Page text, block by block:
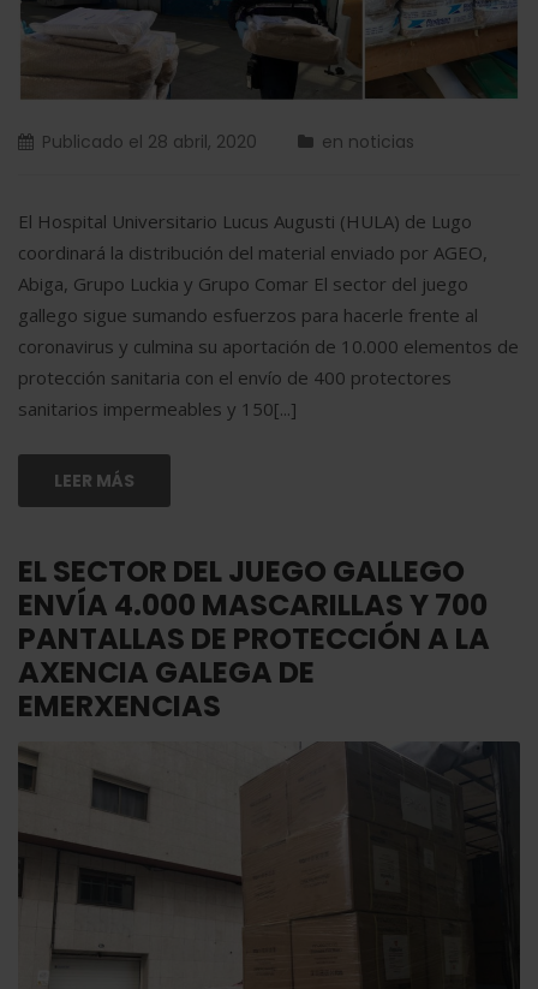
Publicado el 28 abril, 2020 en noticias
El Hospital Universitario Lucus Augusti (HULA) de Lugo
coordinará la distribución del material enviado por AGEO,
Abiga, Grupo Luckia y Grupo Comar El sector del juego
gallego sigue sumando esfuerzos para hacerle frente al
coronavirus y culmina su aportación de 10.000 elementos de
protección sanitaria con el envío de 400 protectores
sanitarios impermeables y 150[...]
LEER MÁS
EL SECTOR DEL JUEGO GALLEGO
ENVÍA 4.000 MASCARILLAS Y 700
PANTALLAS DE PROTECCIÓN A LA
AXENCIA GALEGA DE
EMERXENCIAS